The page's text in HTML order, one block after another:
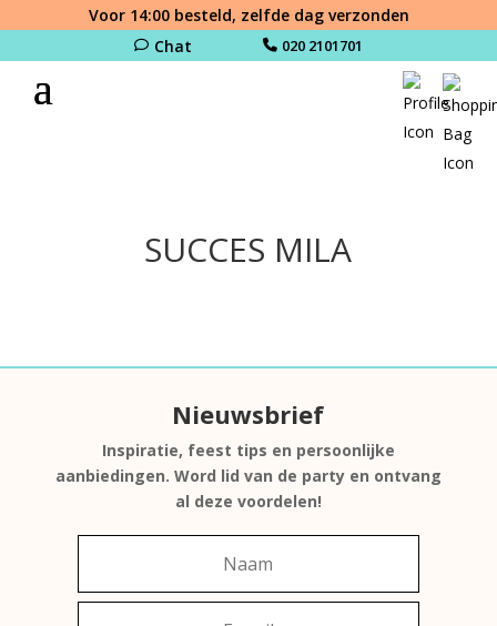
Voor 14:00 besteld, zelfde dag verzonden
Chat
020 2101701
SUCCES MILA
Nieuwsbrief
Inspiratie, feest tips en persoonlijke
aanbiedingen. Word lid van de party en ontvang
al deze voordelen!